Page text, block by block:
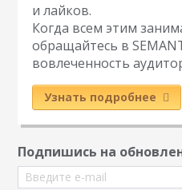
и лайков.
Когда всем этим
обращайтесь в
вовлеченность
Узнать подробнее
Подпишись на
Введите e-mail